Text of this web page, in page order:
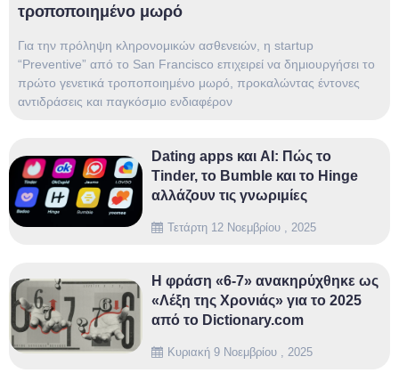
τροποποιημένο μωρό
Για την πρόληψη κληρονομικών ασθενειών, η startup
“Preventive” από το San Francisco επιχειρεί να δημιουργήσει το
πρώτο γενετικά τροποποιημένο μωρό, προκαλώντας έντονες
αντιδράσεις και παγκόσμιο ενδιαφέρον
Τετάρτη 12 Νοεμβρίου , 2025
Dating apps και AI: Πώς το
Tinder, το Bumble και το Hinge
αλλάζουν τις γνωριμίες
Κυριακή 9 Νοεμβρίου , 2025
Η φράση «6-7» ανακηρύχθηκε ως
«Λέξη της Χρονιάς» για το 2025
από το Dictionary.com